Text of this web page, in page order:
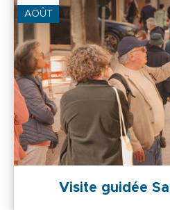
AOÛT
Visite guidée